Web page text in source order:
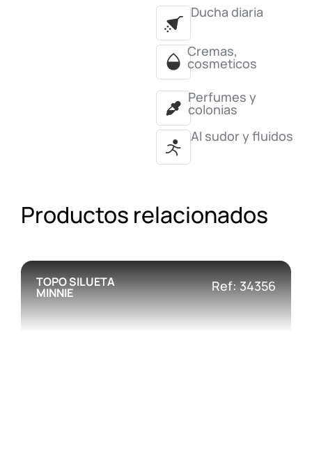
Ducha diaria
Cremas,
cosmeticos
Perfumes y
colonias
Al sudor y fluidos
Productos relacionados
TOPO SILUETA
MINNIE Ref: 34356